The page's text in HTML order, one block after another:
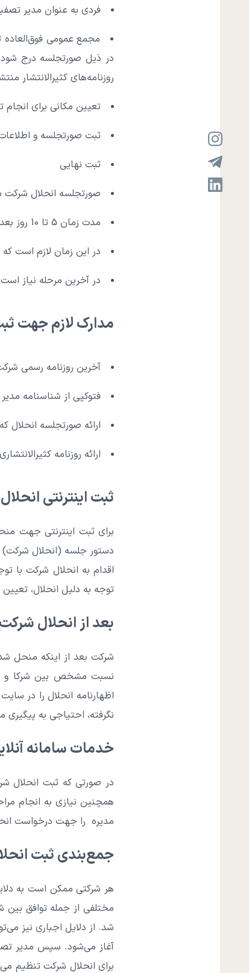
فردی به عنوان مدیر
مجمع عمومی
در ذیل صورتجلسه درج
روزنامه‌های کثیرالانتشار
تعیین مکانی برای
ثبت صورتجلسه و اطلاعات
ثبت نهایی
صورتجلسه انحلال شرکت
مدت زمان 5 تا 10 روز بعد می‌توانید نتیجه مربوط به ثبت انحلال شرکت را در سایت مشاهده نمایید.
در این زمان لازم است
در آخرین مرحله نیاز
مدارک لازم جهت
آخرین روزنامه رسمی
فتوکپی از شناسنامه
ارائه صورتجلسه انحلال
ارائه روزنامه
ثبت اینترنتی
برای ثبت اینترنتی جهت
دستور جلسه (انحلال شرکت)
اقدام به انحلال شرکت
توجه به دلیل انحلال،
بعد از انحلال
شرکت بعد از اینکه منحل
نسبت مشخص بین شرکا و
اظهارنامه انحلال را در
نگرفته، احتیاجی به پیگیری
خدمات سامانه
در صورتی که ثبت انحلال
همچنین نیازی به انجام
مدیره را جهت درخواست
جمع‌بندی ثبت
هر شرکتی ممکن است به
مختلفی از جمله توافق
شد. از دلایل اجباری نیز
آغاز می‌شود. سپس مدیر
برای انحلال شرکت تنظیم